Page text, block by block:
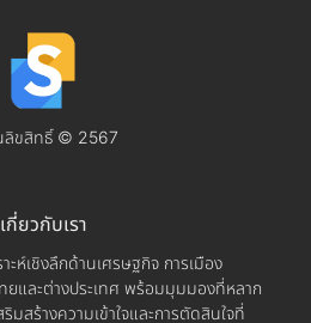
ลิขสิทธิ์ © 2567
เกี่ยวกับเรา
ะห์เชิงลึกด้านเศรษฐกิจ การเมือง
ยและต่างประเทศ พร้อมมุมมองที่หลาก
มสร้างความเข้าใจและการตัดสินใจที่